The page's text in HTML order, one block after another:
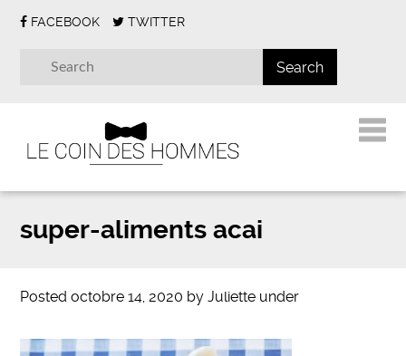
FACEBOOK TWITTER
super-aliments acai
Postedoctobre 14, 2020 byJuliette under